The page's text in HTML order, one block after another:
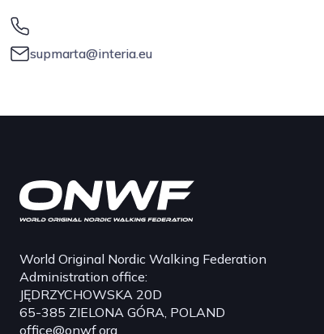
supmarta@interia.eu
World Original Nordic Walking Federation
Administration office:
JĘDRZYCHOWSKA 20D
65-385 ZIELONA GÓRA, POLAND
office@onwf.org